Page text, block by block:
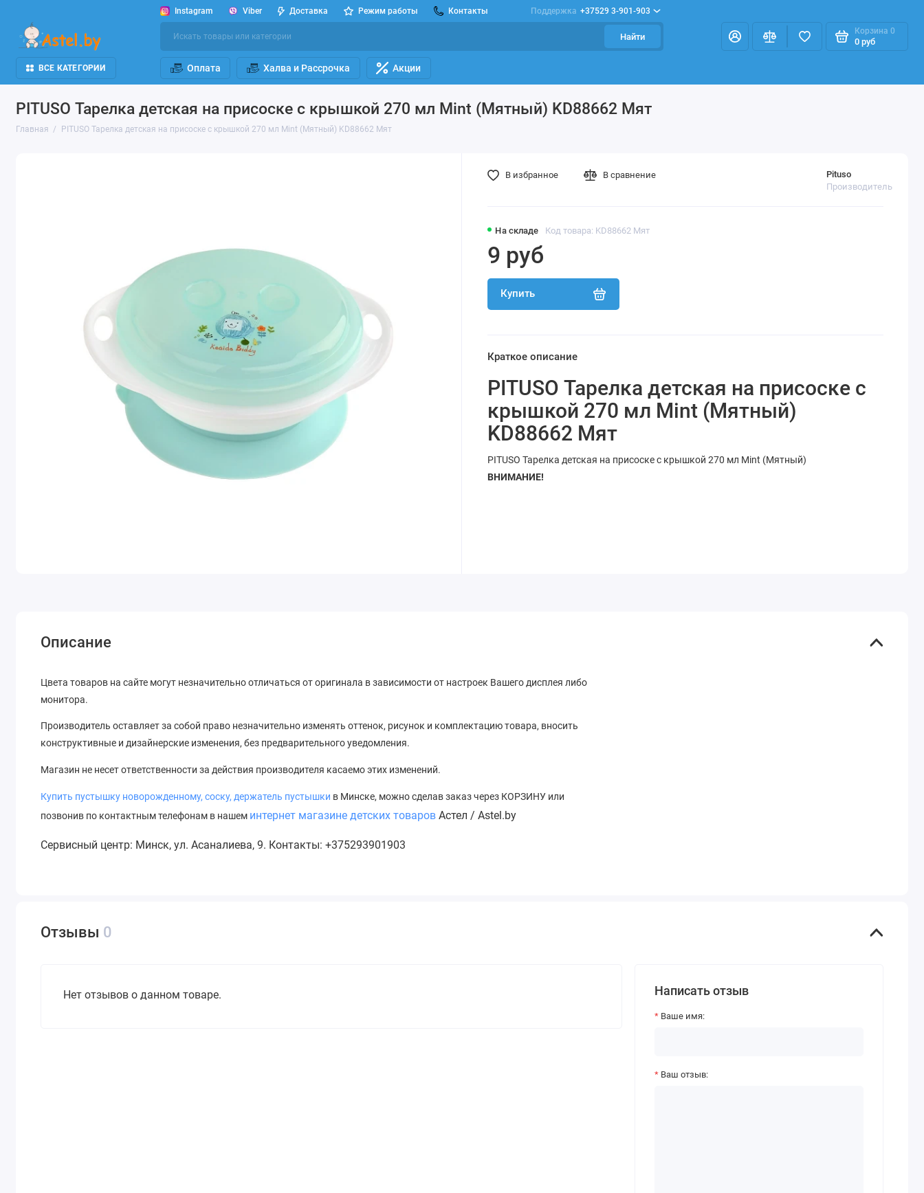
Instagram Viber Доставка Режим работы Контакты Поддержка +37529 3-901-903
Найти
Корзина 0
0 руб
ВСЕ КАТЕГОРИИ Оплата Халва и Рассрочка Акции
PITUSO Тарелка детская на присоске с крышкой 270 мл Mint (Мятный) KD88662 Мят
Главная PITUSO Тарелка детская на присоске с крышкой 270 мл Mint (Мятный) KD88662 Мят
На складе Код товара: KD88662 Мят
Pituso
Производитель
9 руб
Купить
В избранное В сравнение
Краткое описание
PITUSO Тарелка детская на присоске с
крышкой 270 мл Mint (Мятный)
KD88662 Мят
PITUSO Тарелка детская на присоске с крышкой 270 мл Mint (Мятный)
ВНИМАНИЕ!
Описание
Цвета товаров на сайте могут незначительно отличаться от оригинала в зависимости от настроек Вашего дисплея либо
монитора.
Производитель оставляет за собой право незначительно изменять оттенок, рисунок и комплектацию товара, вносить
конструктивные и дизайнерские изменения, без предварительного уведомления.
Магазин не несет ответственности за действия производителя касаемо этих изменений.
Купить пустышку новорожденному, соску, держатель пустышки в Минске, можно сделав заказ через КОРЗИНУ или
позвонив по контактным телефонам в нашем интернет магазине детских товаров Астел / Astel.by
Сервисный центр: Минск, ул. Асаналиева, 9. Контакты: +375293901903
Отзывы 0
Нет отзывов о данном товаре. Написать отзыв
Ваше имя:
Ваш отзыв: